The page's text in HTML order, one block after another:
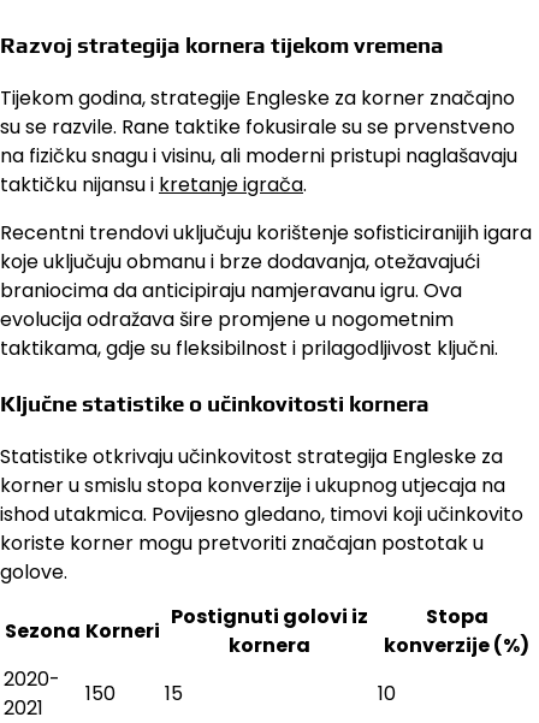
Razvoj strategija kornera tijekom vremena
Tijekom godina, strategije Engleske za korner značajno
su se razvile. Rane taktike fokusirale su se prvenstveno
na fizičku snagu i visinu, ali moderni pristupi naglašavaju
taktičku nijansu i kretanje igrača.
Recentni trendovi uključuju korištenje sofisticiranijih igara
koje uključuju obmanu i brze dodavanja, otežavajući
braniocima da anticipiraju namjeravanu igru. Ova
evolucija odražava šire promjene u nogometnim
taktikama, gdje su fleksibilnost i prilagodljivost ključni.
Ključne statistike o učinkovitosti kornera
Statistike otkrivaju učinkovitost strategija Engleske za
korner u smislu stopa konverzije i ukupnog utjecaja na
ishod utakmica. Povijesno gledano, timovi koji učinkovito
koriste korner mogu pretvoriti značajan postotak u
golove.
Sezona Korneri
Postignuti golovi iz
kornera
Stopa
konverzije (%)
2020-
2021
150 15
10